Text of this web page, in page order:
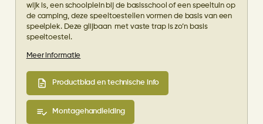
wijk is, een schoolplein bij de basisschool of een speeltuin op
de camping, deze speeltoestellen vormen de basis van een
speelplek. Deze glijbaan met vaste trap is zo’n basis
speeltoestel.
Meer informatie
Productblad en technische info
Montagehandleiding